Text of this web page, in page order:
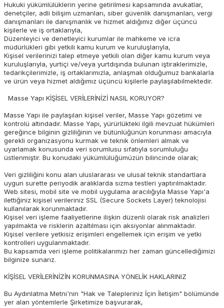
Hukuki yükümlülüklerin yerine getirilmesi kapsamında avukatlar,
denetçiler, adli bilişim uzmanları, siber güvenlik danışmanları, vergi
danışmanları ile danışmanlık ve hizmet aldığımız diğer üçüncü
kişilerle ve iş ortaklarıyla,
Düzenleyici ve denetleyici kurumlar ile mahkeme ve icra
müdürlükleri gibi yetkili kamu kurum ve kuruluşlarıyla,
Kişisel verilerinizi talep etmeye yetkili olan diğer kamu kurum veya
kuruluşlarıyla, yurtiçi ve/veya yurtdışında bulunan iştiraklerimizle,
tedarikçilerimizle, iş ortaklarımızla, anlaşmalı olduğumuz bankalarla
ve ürün veya hizmet aldığımız üçüncü kişilerle paylaşılabilmektedir.
Masse Yapı KİŞİSEL VERİLERİNİZİ NASIL KORUYOR?
Masse Yapı ile paylaşılan kişisel veriler, Masse Yapı gözetimi ve
kontrolü altındadır. Masse Yapı, yürürlükteki ilgili mevzuat hükümleri
gereğince bilginin gizliliğinin ve bütünlüğünün korunması amacıyla
gerekli organizasyonu kurmak ve teknik önlemleri almak ve
uyarlamak konusunda veri sorumlusu sıfatıyla sorumluluğu
üstlenmiştir. Bu konudaki yükümlülüğümüzün bilincinde olarak;
Veri gizliliğini konu alan uluslararası ve ulusal teknik standartlara
uygun surette periyodik aralıklarda sızma testleri yaptırılmaktadır.
Web sitesi, mobil site ve mobil uygulama aracılığıyla Masse Yapı'a
ilettiğiniz kişisel verileriniz SSL (Secure Sockets Layer) teknolojisi
kullanılarak korunmaktadır.
Kişisel veri işleme faaliyetlerine ilişkin düzenli olarak risk analizleri
yapılmakta ve risklerin azaltılması için aksiyonlar alınmaktadır.
Kişisel verilere yetkisiz erişimleri engellemek için erişim ve yetki
kontrolleri uygulanmaktadır.
Bu kapsamda veri işleme politikalarımızı her zaman güncellediğimizi
bilginize sunarız.
KİŞİSEL VERİLERİNİZİN KORUNMASINA YÖNELİK HAKLARINIZ
Bu Aydınlatma Metni'nin "Hak ve Talepleriniz İçin İletişim" bölümünde
yer alan yöntemlerle Şirketimize başvurarak,